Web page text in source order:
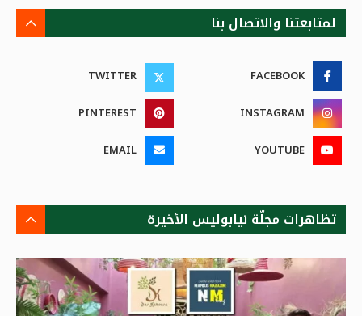
لمتابعتنا والاتصال بنا
FACEBOOK
TWITTER
INSTAGRAM
PINTEREST
YOUTUBE
EMAIL
تظاهرات مجلّة نيابوليس الأخيرة